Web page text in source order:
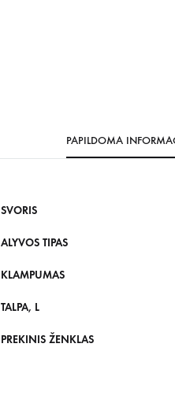
PAPILDOMA
SVORIS
ALYVOS TIPAS
KLAMPUMAS
TALPA, L
PREKINIS ŽENKLAS